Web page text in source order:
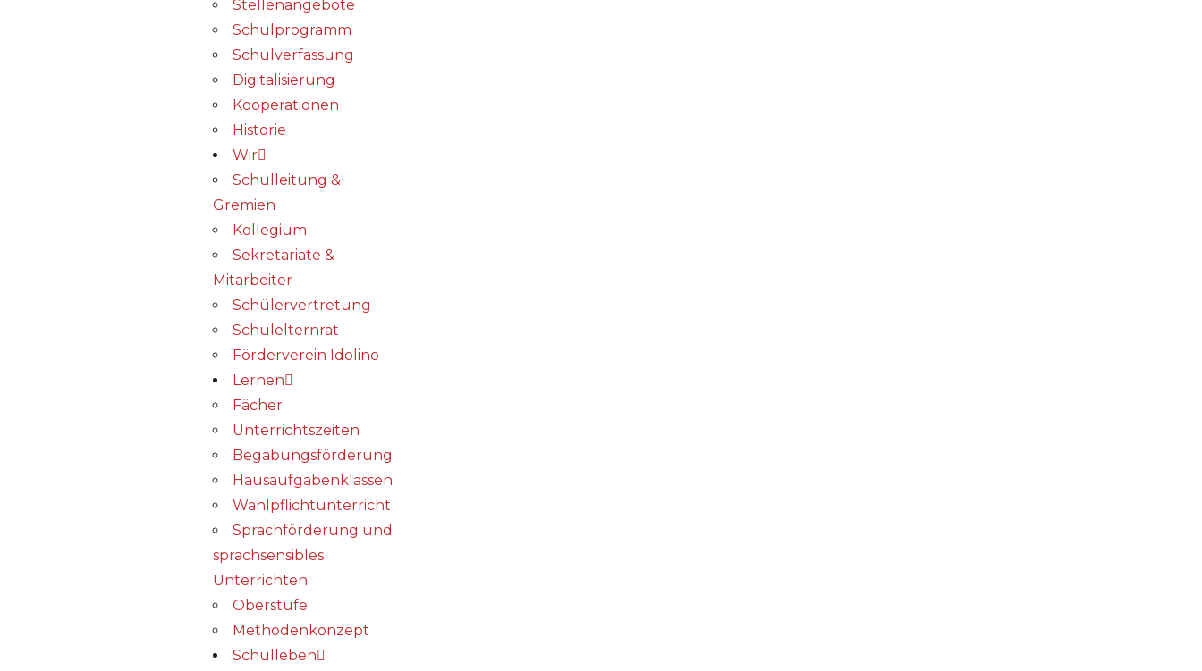
Stellenangebote
Schulprogramm
Schulverfassung
Digitalisierung
Kooperationen
Historie
Wir
Schulleitung &
Gremien
Kollegium
Sekretariate &
Mitarbeiter
Schülervertretung
Schulelternrat
Förderverein Idolino
Lernen
Fächer
Unterrichtszeiten
Begabungs­förderung
Hausaufgabenklassen
Wahlpflichtunterricht
Sprachförderung und
sprachsensibles
Unterrichten
Oberstufe
Methodenkonzept
Schulleben